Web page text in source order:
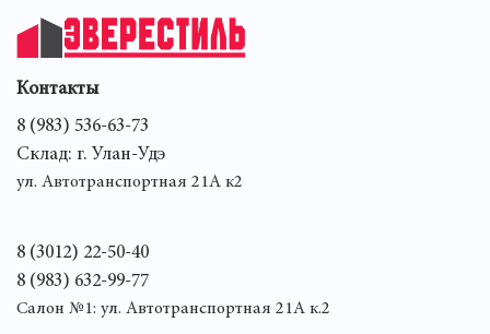
Контакты
8 (983) 536-63-73
Склад: г. Улан-Удэ
ул. Автотранспортная 21А к2
8 (3012) 22-50-40
8 (983) 632-99-77
Салон №1: ул. Автотранспортная 21А к.2